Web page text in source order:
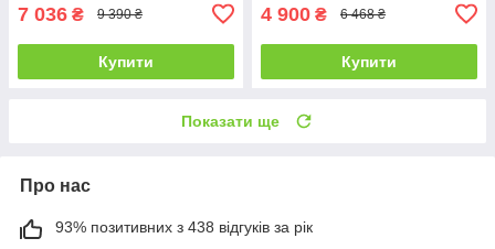
7 036 ₴ 9 390 ₴
Купити
4 900 ₴ 6 468 ₴
Купити
Показати ще
Про нас
93% позитивних з 438 відгуків за рік